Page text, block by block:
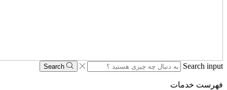
Search input
Search
فهرست خدمات